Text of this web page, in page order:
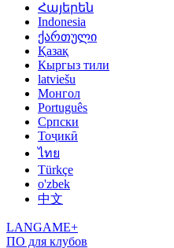
Հայերեն
Indonesia
ქართული
Қазақ
Кыргыз тили
latviešu
Монгол
Português
Српски
Тоҷикӣ
ไทย
Türkçe
o'zbek
中文
LANGAME+
ПО для клубов